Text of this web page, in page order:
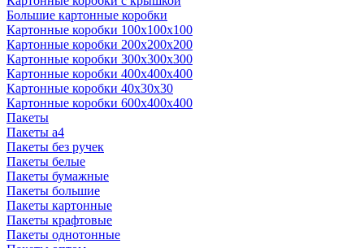
Большие картонные коробки
Картонные коробки 100x100x100
Картонные коробки 200x200x200
Картонные коробки 300x300x300
Картонные коробки 400x400x400
Картонные коробки 40x30x30
Картонные коробки 600x400x400
Пакеты
Пакеты а4
Пакеты без ручек
Пакеты белые
Пакеты бумажные
Пакеты большие
Пакеты картонные
Пакеты крафтовые
Пакеты однотонные